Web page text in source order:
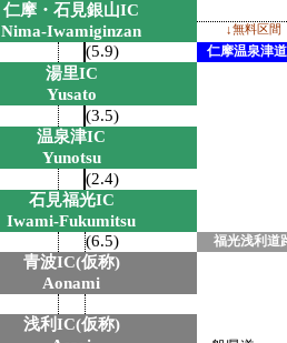
仁摩・石見銀山IC
Nima-Iwamiginzan ↓無料区間
(5.9) 仁摩温泉津
湯里IC
Yusato
(3.5)
温泉津IC
Yunotsu
(2.4)
石見福光IC
Iwami-Fukumitsu
(6.5)
福光浅利道
青波IC(仮称)
Aonami
浅利IC(仮称)